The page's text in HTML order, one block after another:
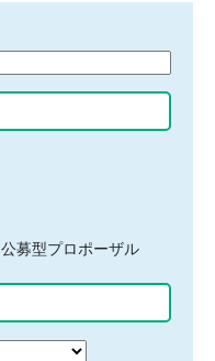
公募型プロポーザル